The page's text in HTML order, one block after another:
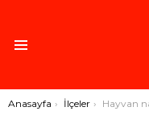
Buradasınız:
Anasayfa İlçeler Hayvan nakil